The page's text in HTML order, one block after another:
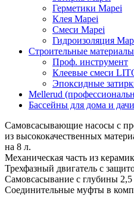
Герметики Mapei
Клея Mapei
Смеси Mapei
Гидроизоляция
Строительные
Проф. инструмент
Клеевые смеси
Эпоксидные
Mellerud
Бассейны для дома и
Самовсасывающие насосы c
из высококачественных
на 8 л.
Механическая часть из
Трехфазный двигатель c
Самовсасывание с глубины
Соединительные муфты в